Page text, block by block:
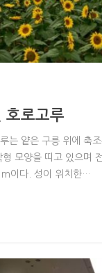
호로고루
는 얕은 구릉 위에 축
형 모양을 띠고 있으며
이다. 성이 위치한…